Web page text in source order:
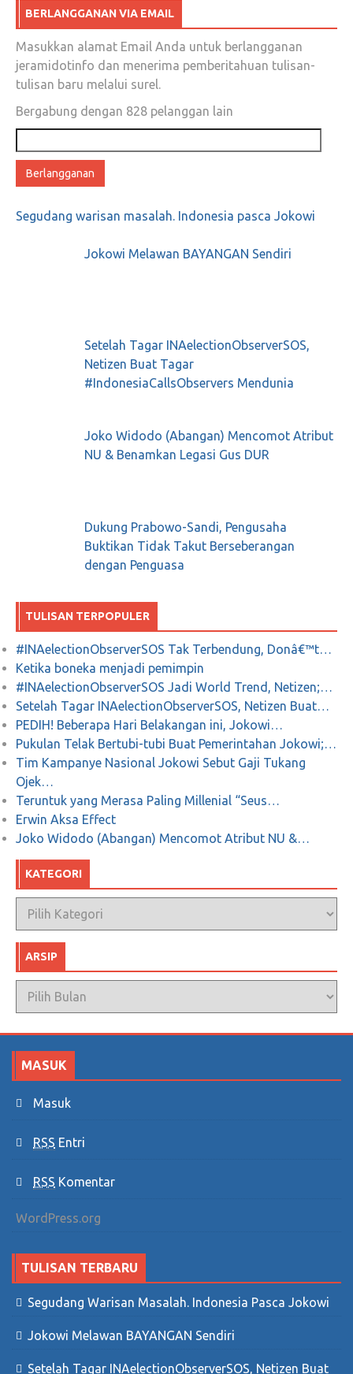
BERLANGGANAN VIA EMAIL
Masukkan alamat Email Anda untuk berlangganan
jeramidotinfo dan menerima pemberitahuan tulisan-
tulisan baru melalui surel.
Bergabung dengan 828 pelanggan lain
email
Segudang warisan masalah. Indonesia pasca Jokowi
Jokowi Melawan BAYANGAN Sendiri
Setelah Tagar INAelectionObserverSOS,
Netizen Buat Tagar
#IndonesiaCallsObservers Mendunia
Joko Widodo (Abangan) Mencomot Atribut
NU & Benamkan Legasi Gus DUR
Dukung Prabowo-Sandi, Pengusaha
Buktikan Tidak Takut Berseberangan
dengan Penguasa
TULISAN TERPOPULER
#INAelectionObserverSOS Tak Terbendung, Donâ€™t…
Ketika boneka menjadi pemimpin
#INAelectionObserverSOS Jadi World Trend, Netizen;…
Setelah Tagar INAelectionObserverSOS, Netizen Buat…
PEDIH! Beberapa Hari Belakangan ini, Jokowi…
Pukulan Telak Bertubi-tubi Buat Pemerintahan Jokowi;…
Tim Kampanye Nasional Jokowi Sebut Gaji Tukang
Ojek…
Teruntuk yang Merasa Paling Millenial “Seus…
Erwin Aksa Effect
Joko Widodo (Abangan) Mencomot Atribut NU &…
KATEGORI
Kategori
ARSIP
Arsip
MASUK
Masuk
RSS Entri
RSS Komentar
WordPress.org
TULISAN TERBARU
Segudang Warisan Masalah. Indonesia Pasca Jokowi
Jokowi Melawan BAYANGAN Sendiri
Setelah Tagar INAelectionObserverSOS, Netizen Buat